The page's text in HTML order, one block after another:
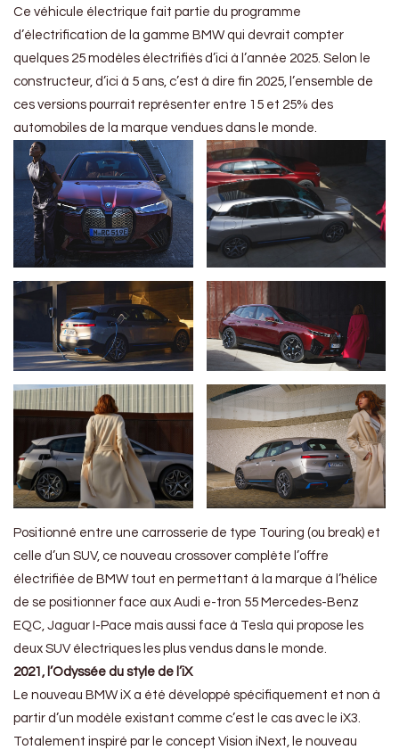
Ce véhicule électrique fait partie du programme
d’électrification de la gamme BMW qui devrait compter
quelques 25 modèles électrifiés d’ici à l’année 2025. Selon le
constructeur, d’ici à 5 ans, c’est à dire fin 2025, l’ensemble de
ces versions pourrait représenter entre 15 et 25% des
automobiles de la marque vendues dans le monde.
Positionné entre une carrosserie de type Touring (ou break) et
celle d’un SUV, ce nouveau crossover complète l’offre
électrifiée de BMW tout en permettant à la marque à l’hélice
de se positionner face aux Audi e-tron 55 Mercedes-Benz
EQC, Jaguar I-Pace mais aussi face à Tesla qui propose les
deux SUV électriques les plus vendus dans le monde.
2021, l’Odyssée du style de l’iX
Le nouveau BMW iX a été développé spécifiquement et non à
partir d’un modèle existant comme c’est le cas avec le iX3.
Totalement inspiré par le concept Vision iNext, le nouveau